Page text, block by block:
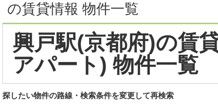
の賃貸情報 物件一覧
興戸駅(京都府)の賃
アパート) 物件一覧
探したい物件の路線・検索条件を変更して再検索